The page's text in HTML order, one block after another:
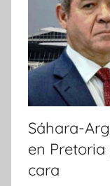
Sáhara-
en
cara